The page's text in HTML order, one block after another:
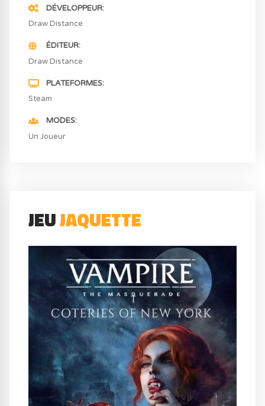
DÉVELOPPEUR
Draw Distance
ÉDITEUR
Draw Distance
PLATEFORMES
Steam
MODES
Un Joueur
JEUJAQUETTE